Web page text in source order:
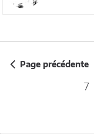
Page précédente
7